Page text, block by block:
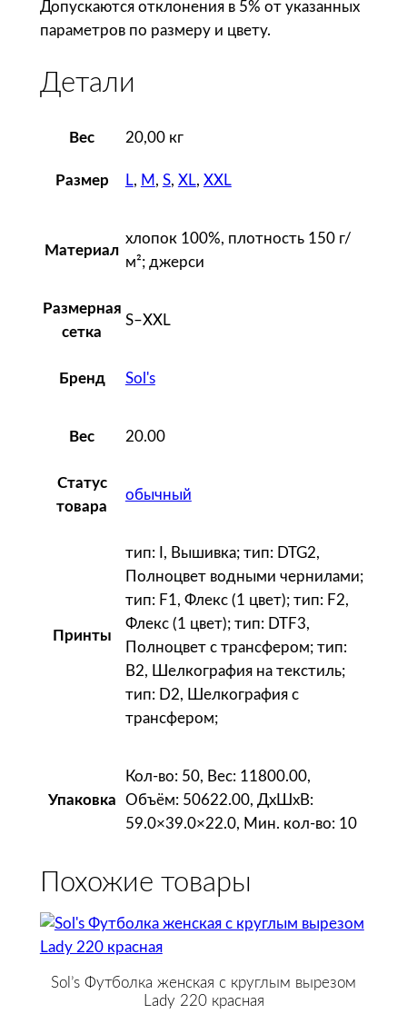
M
i
б
л
Допускаются отклонения в 5% от указанных
параметров по размеру и цвету.
Детали
Вес 20,00 кг
Размер L, M , S, XL, XXL
Материал
хлопок 100%, плотность 150 г/
м²; джерси
Размерная
сетка
S–XXL
Бренд Sol's
Вес 20.00
Статус
товара
обычный
Принты
тип: I, Вышивка; тип: DTG2,
Полноцвет водными чернилами;
тип: F1, Флекс (1 цвет); тип: F2,
Флекс (1 цвет); тип: DTF3,
Полноцвет с трансфером; тип:
B2, Шелкография на текстиль;
тип: D2, Шелкография с
трансфером;
Упаковка
Кол-во: 50, Вес: 11800.00,
Объём: 50622.00, ДxШxВ:
59.0×39.0×22.0, Мин. кол-во: 10
Похожие товары
Sol’s Футболка женская с круглым вырезом
Lady 220 красная